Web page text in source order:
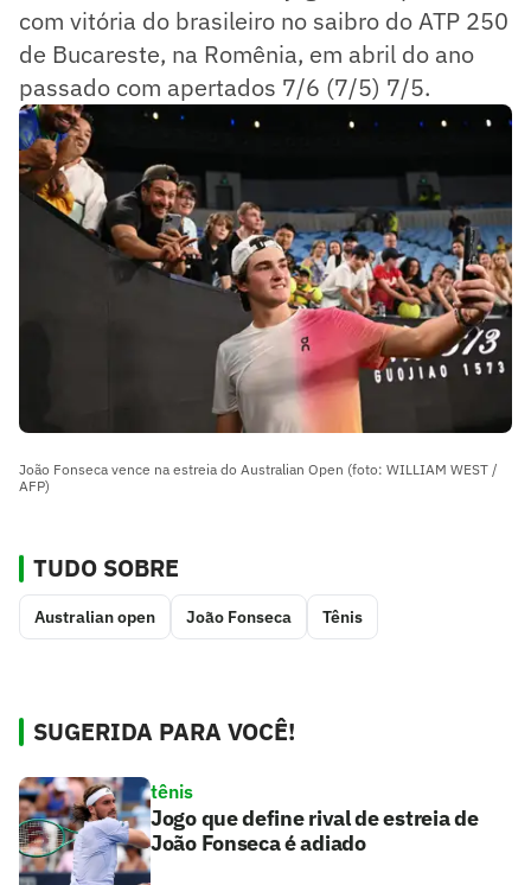
com vitória do brasileiro no saibro do ATP 250
de Bucareste, na Romênia, em abril do ano
passado com apertados 7/6 (7/5) 7/5.
João Fonseca vence na estreia do Australian Open (foto: WILLIAM WEST /
AFP)
TUDO SOBRE
Australian open João Fonseca Tênis
SUGERIDA PARA VOCÊ!
tênis
Jogo que define rival de estreia de
João Fonseca é adiado